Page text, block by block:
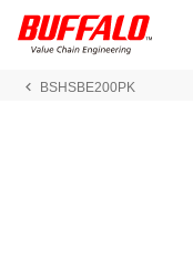
BSHSBE200PK